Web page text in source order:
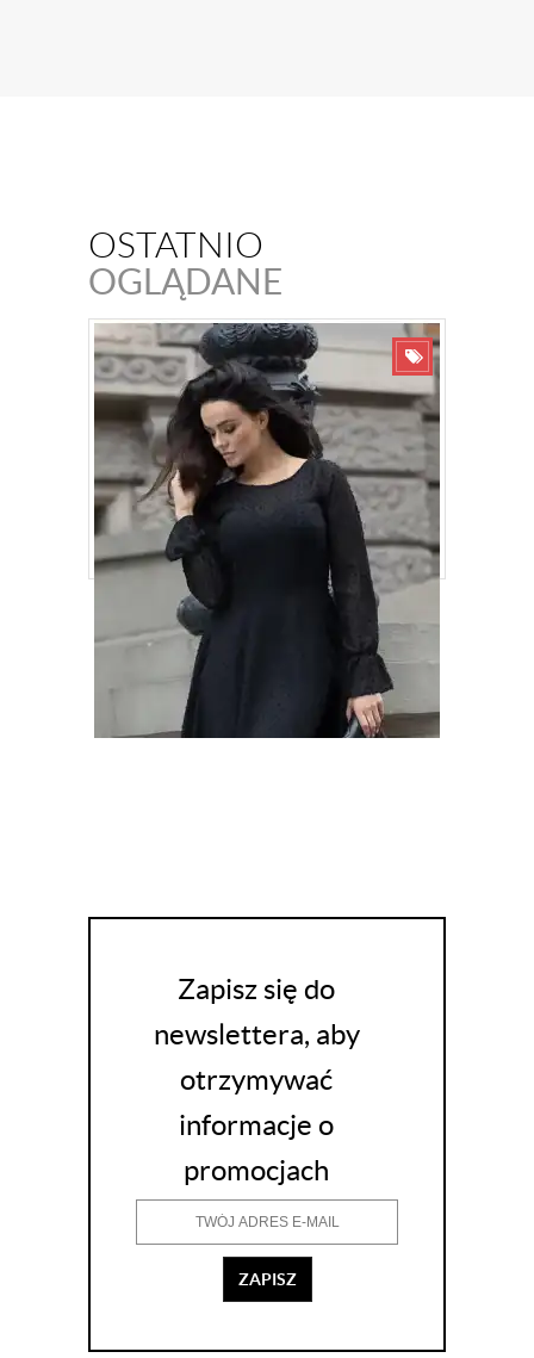
OSTATNIO
OGLĄDANE
SUKIENKA CZARNA W GROSZKI OLIWIA
181,93
Zapisz się do
newslettera, aby
otrzymywać
informacje o
promocjach
ZAPISZ